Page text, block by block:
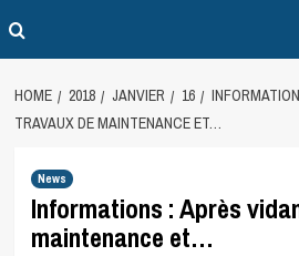
HOME 2018 JANVIER 16
TRAVAUX DE MAINTENANCE ET…
News
Informations : Après
maintenance et…